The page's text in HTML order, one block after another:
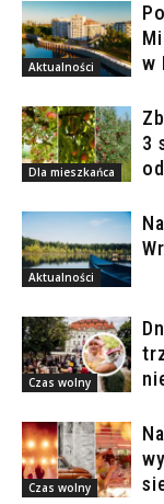
Aktualności
w
Dla mieszkańca
3
Aktualności
Czas wolny
Czas wolny